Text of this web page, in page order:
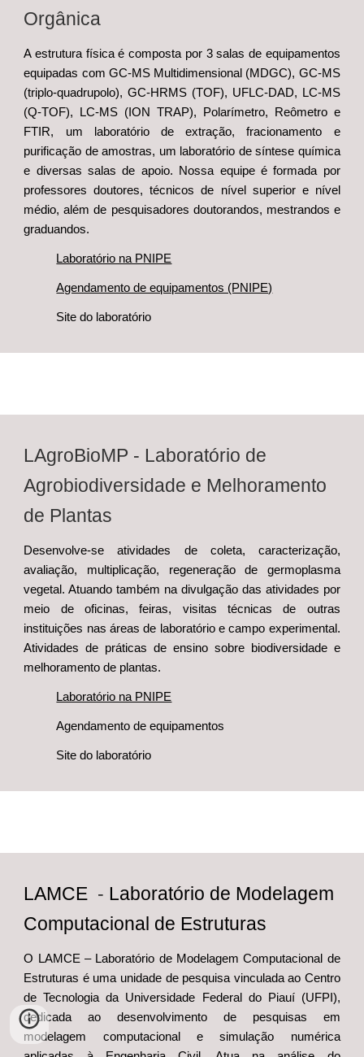
Orgânica
A estrutura física é composta por 3 salas de equipamentos
equipadas com GC-MS Multidimensional (MDGC), GC-MS
(triplo-quadrupolo), GC-HRMS (TOF), UFLC-DAD, LC-MS
(Q-TOF), LC-MS (ION TRAP), Polarímetro, Reômetro e
FTIR, um laboratório de extração, fracionamento e
purificação de amostras, um laboratório de síntese química
e diversas salas de apoio. Nossa equipe é formada por
professores doutores, técnicos de nível superior e nível
médio, além de pesquisadores doutorandos, mestrandos e
graduandos.
Laboratório na PNIPE
Agendamento de equipamentos (PNIPE)
Site do laboratório
LAgroBioMP - Laboratório de
Agrobiodiversidade e Melhoramento
de Plantas
Desenvolve-se atividades de coleta, caracterização,
avaliação, multiplicação, regeneração de germoplasma
vegetal. Atuando também na divulgação das atividades por
meio de oficinas, feiras, visitas técnicas de outras
instituições nas áreas de laboratório e campo experimental.
Atividades de práticas de ensino sobre biodiversidade e
melhoramento de plantas.
Laboratório na PNIPE
Agendamento de equipamentos
Site do laboratório
LAMCE - Laboratório de Modelagem
Computacional de Estruturas
O LAMCE – Laboratório de Modelagem Computacional de
Estruturas é uma unidade de pesquisa vinculada ao Centro
de Tecnologia da Universidade Federal do Piauí (UFPI),
dedicada ao desenvolvimento de pesquisas em
modelagem computacional e simulação numérica